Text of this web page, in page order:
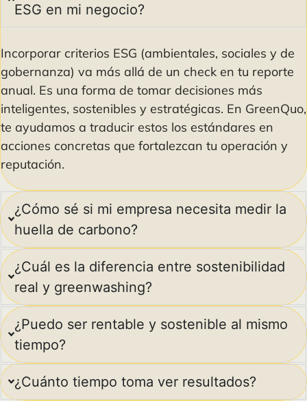
ESG en mi negocio?
Incorporar criterios ESG (ambientales, sociales y de
gobernanza) va más allá de un check en tu reporte
anual. Es una forma de tomar decisiones más
inteligentes, sostenibles y estratégicas. En GreenQuo,
te ayudamos a traducir estos los estándares en
acciones concretas que fortalezcan tu operación y
reputación.
¿Cómo sé si mi empresa necesita medir la
huella de carbono?
¿Cuál es la diferencia entre sostenibilidad
real y greenwashing?
¿Puedo ser rentable y sostenible al mismo
tiempo?
¿Cuánto tiempo toma ver resultados?